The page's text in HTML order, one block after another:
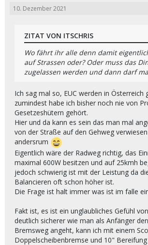
10. Dezember 2021
ZITAT VON ITSCHRIS
Wo fährt ihr alle denn damit
auf Strassen oder? Oder muss das
zugelassen werden und dann darf
Ich sag mal so, EUC werden in Österreich
zumindest habe ich bisher noch nie von
Gesetzeshütern gehört.
Hier und da kann es sein das man mal
von der Straße auf den Gehweg
andersrum
Eigentlich wäre der Radweg richtig, das
maximal 600W besitzen und auf 25kmh
jedoch schwierig ist mit der Leistung da
Balancieren oft schon höher ist.
Die Frage ist halt immer was ist im falle
Fakt ist, es ist ein unglaubliches Gefühl
deutlich sicherer wie man als Anfänger
Bremsweg angeht, kann ich mit einem
Doppelscheibenbremse und 10"